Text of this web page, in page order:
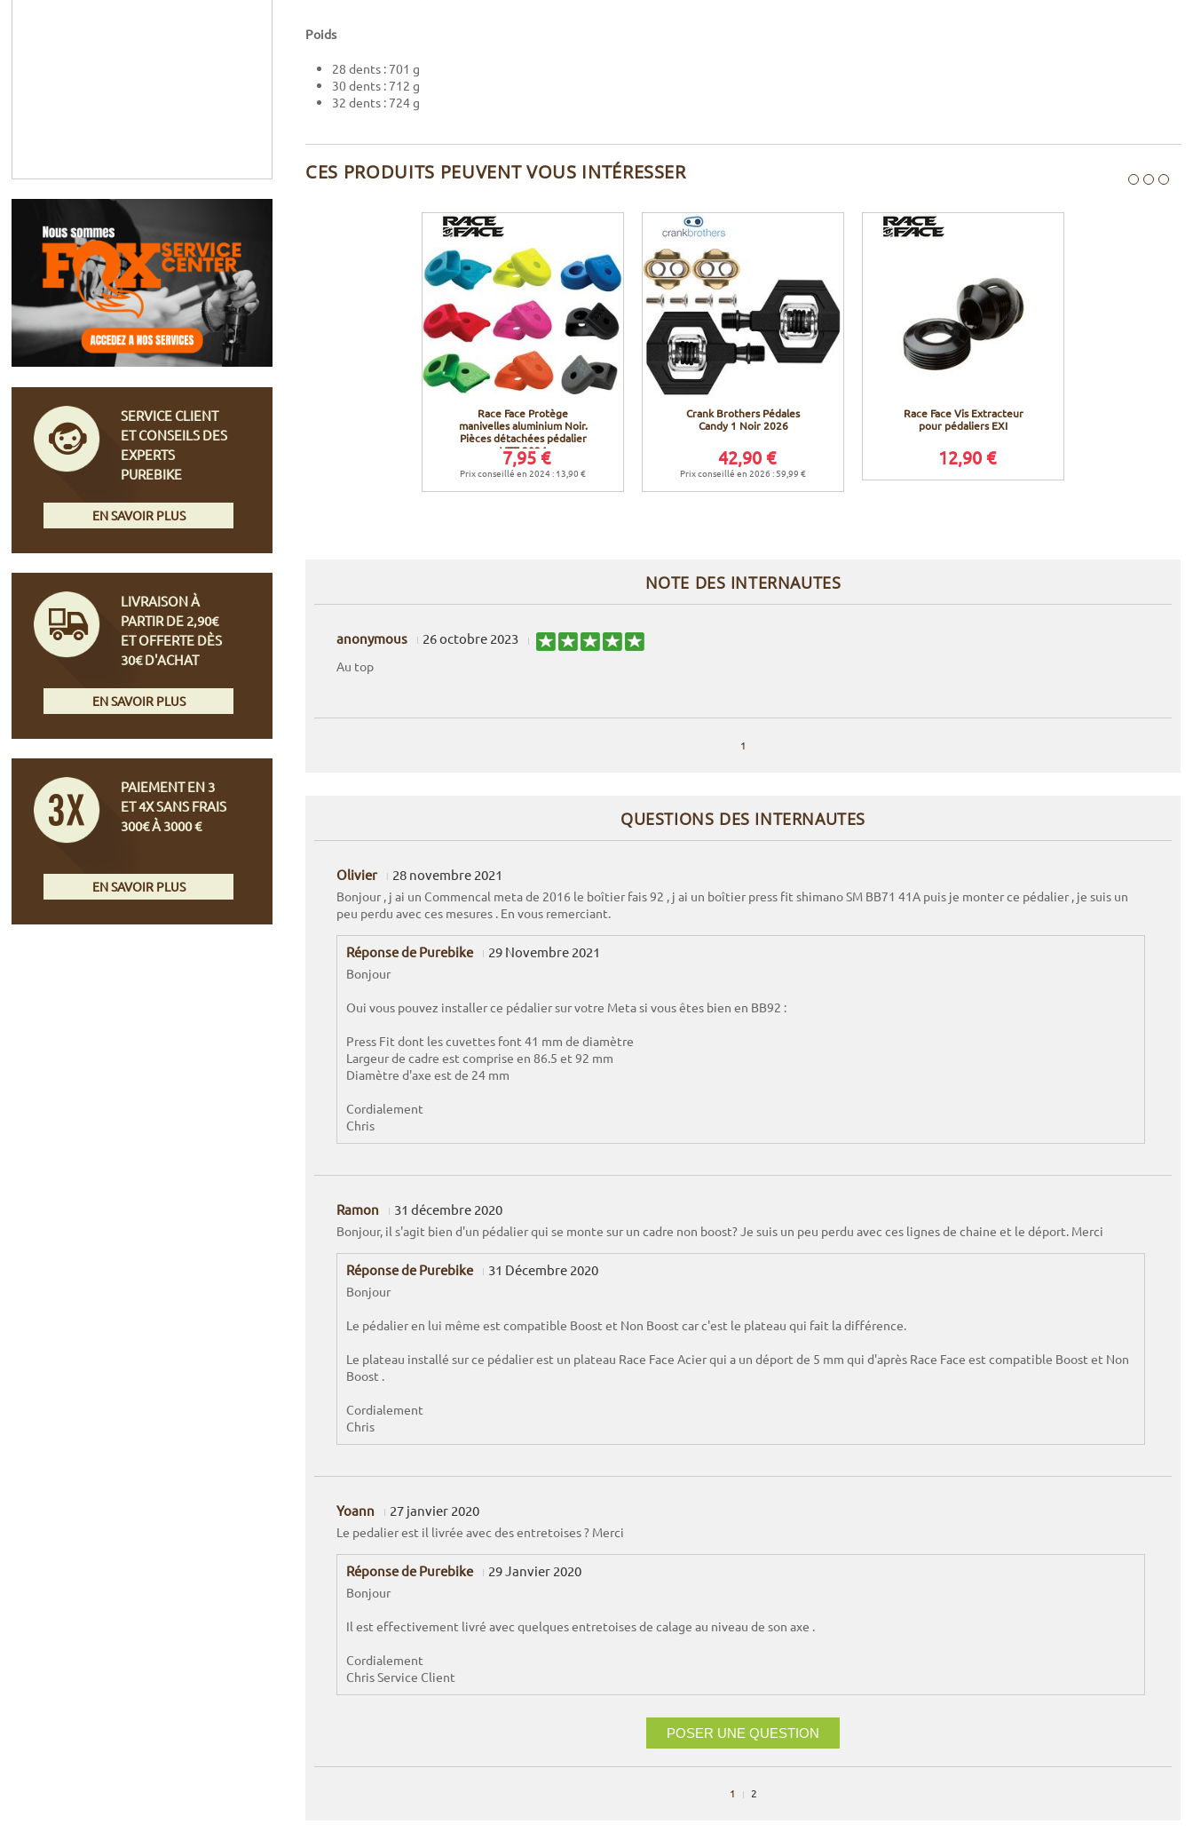
Poids
28 dents : 701 g
30 dents : 712 g
32 dents : 724 g
CES PRODUITS PEUVENT VOUS INTÉRESSER
Race Face Protège
manivelles aluminium Noir.
Pièces détachées pédalier
VTT 2024
7,95 €
Prix conseillé en 2024 : 13,90 €
Crank Brothers Pédales
Candy 1 Noir 2026
42,90 €
Prix conseillé en 2026 : 59,99 €
Race Face Vis Extracteur
pour pédaliers EXI
12,90 €
NOTE DES INTERNAUTES
anonymous 26 octobre 2023
Au top
1
QUESTIONS DES INTERNAUTES
Olivier 28 novembre 2021
Bonjour , j ai un Commencal meta de 2016 le boîtier fais 92 , j ai un boîtier press fit shimano SM BB71 41A puis je monter ce pédalier , je suis un
peu perdu avec ces mesures . En vous remerciant.
Réponse de Purebike 29 Novembre 2021
Bonjour
Oui vous pouvez installer ce pédalier sur votre Meta si vous êtes bien en BB92 :
Press Fit dont les cuvettes font 41 mm de diamètre
Largeur de cadre est comprise en 86.5 et 92 mm
Diamètre d'axe est de 24 mm
Cordialement
Chris
Ramon 31 décembre 2020
Bonjour, il s'agit bien d'un pédalier qui se monte sur un cadre non boost? Je suis un peu perdu avec ces lignes de chaine et le déport. Merci
Réponse de Purebike 31 Décembre 2020
Bonjour
Le pédalier en lui même est compatible Boost et Non Boost car c'est le plateau qui fait la différence.
Le plateau installé sur ce pédalier est un plateau Race Face Acier qui a un déport de 5 mm qui d'après Race Face est compatible Boost et Non
Boost .
Cordialement
Chris
Yoann 27 janvier 2020
Le pedalier est il livrée avec des entretoises ? Merci
Réponse de Purebike 29 Janvier 2020
Bonjour
Il est effectivement livré avec quelques entretoises de calage au niveau de son axe .
Cordialement
Chris Service Client
POSER UNE QUESTION
1 2
SERVICE CLIENT
ET CONSEILS DES
EXPERTS
PUREBIKE
EN SAVOIR PLUS
LIVRAISON À
PARTIR DE 2,90€
ET OFFERTE DÈS
30€ D'ACHAT
EN SAVOIR PLUS
PAIEMENT EN 3
ET 4X SANS FRAIS
300€ À 3000 €
EN SAVOIR PLUS